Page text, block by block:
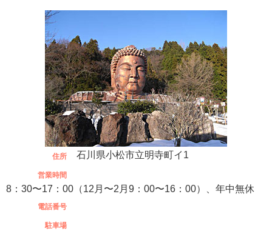
住所 石川県小松市立明寺町イ1
営業時間
8：30〜17：00（12月〜2月9：00〜16：00）、年中無休
電話番号
駐車場